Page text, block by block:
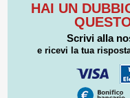
HAI UN
Scrivi alla
e ricevi la tua